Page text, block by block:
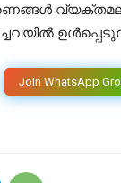
Join WhatsApp